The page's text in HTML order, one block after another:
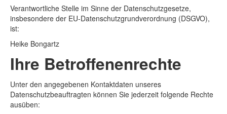
Verantwortliche Stelle im Sinne der Datenschutzgesetze,
insbesondere der EU-Datenschutzgrundverordnung (DSGVO),
ist:
Heike Bongartz
Ihre Betroffenenrechte
Unter den angegebenen Kontaktdaten unseres
Datenschutzbeauftragten können Sie jederzeit folgende Rechte
ausüben: